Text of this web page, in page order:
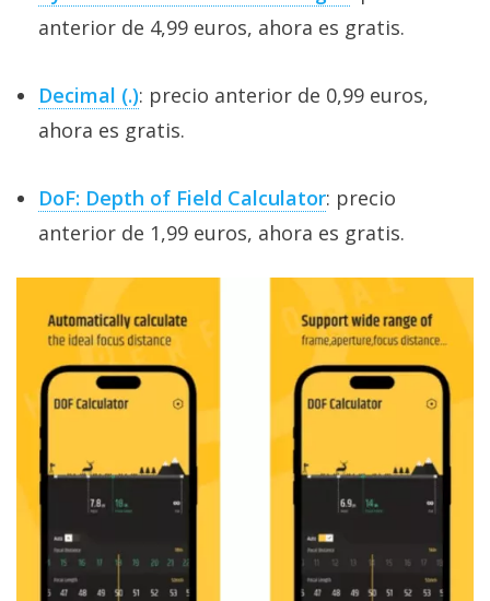
anterior de 4,99 euros, ahora es gratis.
Decimal (.): precio anterior de 0,99 euros,
ahora es gratis.
DoF: Depth of Field Calculator: precio
anterior de 1,99 euros, ahora es gratis.